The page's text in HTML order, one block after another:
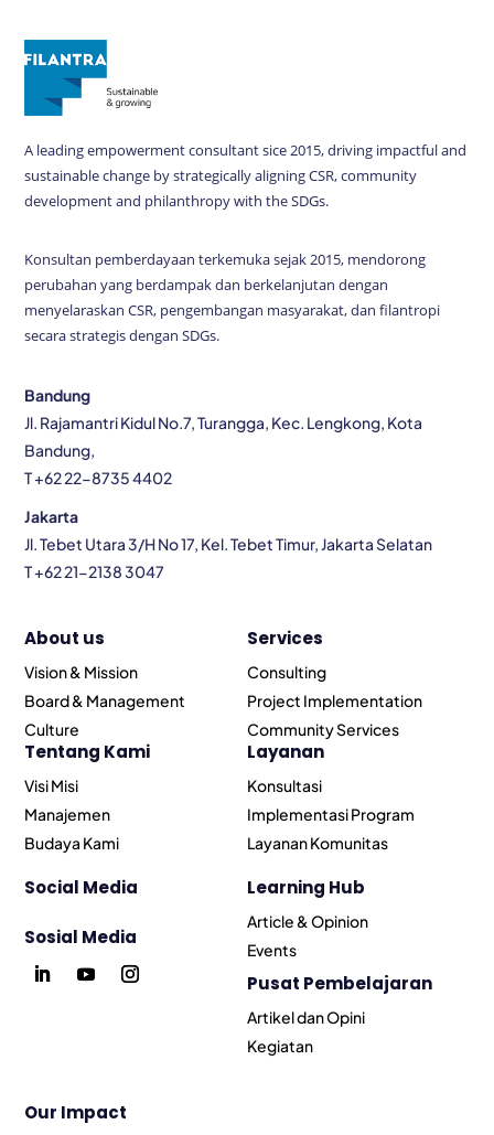
A leading empowerment consultant sice 2015, driving impactful and
sustainable change by strategically aligning CSR, community
development and philanthropy with the SDGs.
Konsultan pemberdayaan terkemuka sejak 2015, mendorong
perubahan yang berdampak dan berkelanjutan dengan
menyelaraskan CSR, pengembangan masyarakat, dan filantropi
secara strategis dengan SDGs.
Bandung
Jl. Rajamantri Kidul No.7, Turangga, Kec. Lengkong, Kota
Bandung,
T +62 22-8735 4402
Jakarta
Jl. Tebet Utara 3/H No 17, Kel. Tebet Timur, Jakarta Selatan
T +62 21-2138 3047
About us
Vision & Mission
Board & Management
Culture
Tentang Kami
Visi Misi
Manajemen
Budaya Kami
Social Media
Sosial Media
Services
Consulting
Project Implementation
Community Services
Layanan
Konsultasi
Implementasi Program
Layanan Komunitas
Learning Hub
Article & Opinion
Events
Pusat Pembelajaran
Artikel dan Opini
Kegiatan
Our Impact